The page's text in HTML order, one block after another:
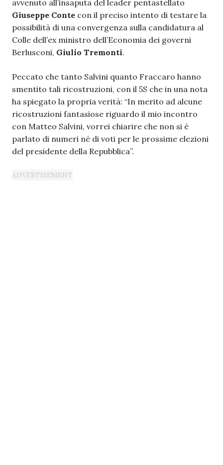
avvenuto all’insaputa del leader pentastellato
Giuseppe Conte con il preciso intento di testare la
possibilità di una convergenza sulla candidatura al
Colle dell’ex ministro dell’Economia dei governi
Berlusconi, Giulio Tremonti.
Peccato che tanto Salvini quanto Fraccaro hanno
smentito tali ricostruzioni, con il 5S che in una nota
ha spiegato la propria verità: “In merito ad alcune
ricostruzioni fantasiose riguardo il mio incontro
con Matteo Salvini, vorrei chiarire che non si è
parlato di numeri né di voti per le prossime elezioni
del presidente della Repubblica”.